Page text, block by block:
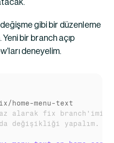
değişme gibi bir düzenleme
Yeni bir branch açıp
deneyelim.
alarak fix
değişikliği yapalım.